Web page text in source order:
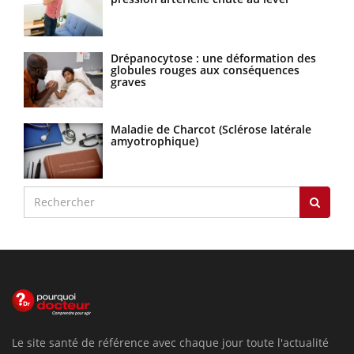
Drépanocytose : une déformation des
globules rouges aux conséquences
graves
Maladie de Charcot (Sclérose latérale
amyotrophique)
Le site santé de référence avec chaque jour toute l'actualité